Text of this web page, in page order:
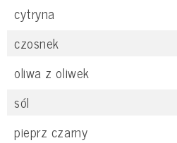
cytryna
czosnek
oliwa z oliwek
sól
pieprz czarny